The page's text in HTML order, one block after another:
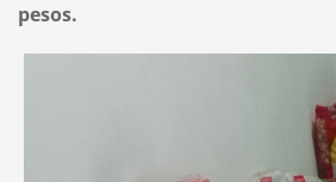
pesos.